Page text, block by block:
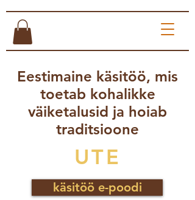
Eestimaine käsitöö, mis
toetab kohalikke
väiketalusid ja hoiab
traditsioone
UTE
käsitöö e-poodi